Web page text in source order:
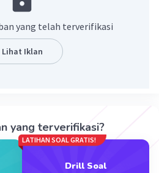
A Level 68
lainnya
yang telah terverifikasi
Lihat Iklan
yang terverifikasi?
LATIHAN SOAL GRATIS!
Drill Soal